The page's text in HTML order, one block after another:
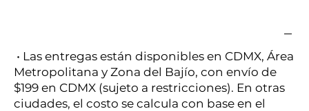
• Las entregas están disponibles en CDMX, Área
Metropolitana y Zona del Bajío, con envío de
$199 en CDMX (sujeto a restricciones). En otras
ciudades, el costo se calcula con base en el